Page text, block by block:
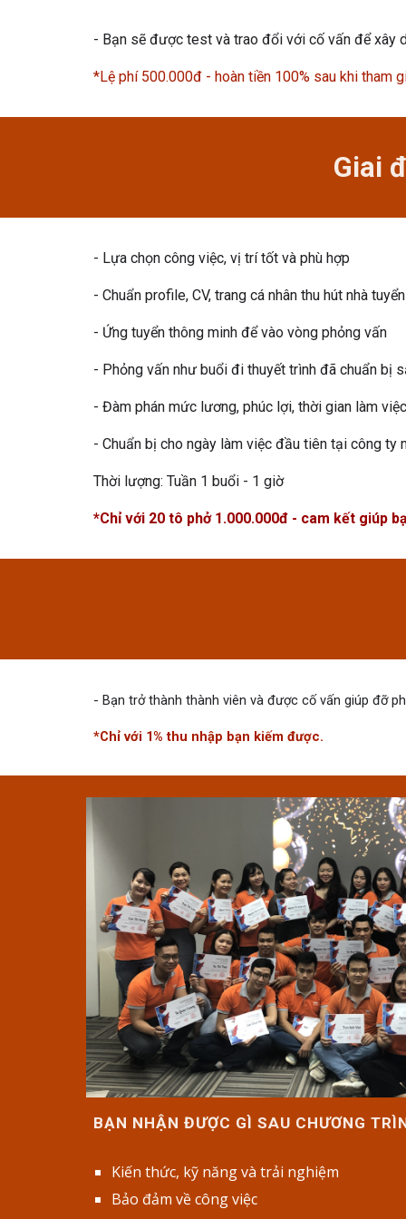
- Bạn sẽ được test và trao đổi với cố vấn để xây
*Lệ phí 500.000đ - hoàn tiền 100% sau khi tham
Giai
- Lựa chọn công việc, vị trí tốt và phù hợp
- Chuẩn profile, CV, trang cá nhân thu hút nhà
- Ứng tuyển thông minh để vào vòng phỏng vấn
- Phỏng vấn như buổi đi thuyết trình đã chuẩn bị
- Đàm phán mức lương, phúc lợi, thời gian làm
- Chuẩn bị cho ngày làm việc đầu tiên tại công ty
Thời lượng: Tuần 1 buổi - 1 giờ
*Chỉ với 20 tô phở 1.000.000đ - cam kết giúp
- Bạn trở thành thành viên và được cố vấn giúp đỡ
*Chỉ với 1% thu nhập bạn kiếm được.
BẠN NHẬN ĐƯỢC GÌ SAU CHƯƠNG
Kiến thức, kỹ năng và trải nghiệm
Bảo đảm về công việc